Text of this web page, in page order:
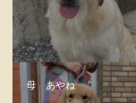
母 あやね